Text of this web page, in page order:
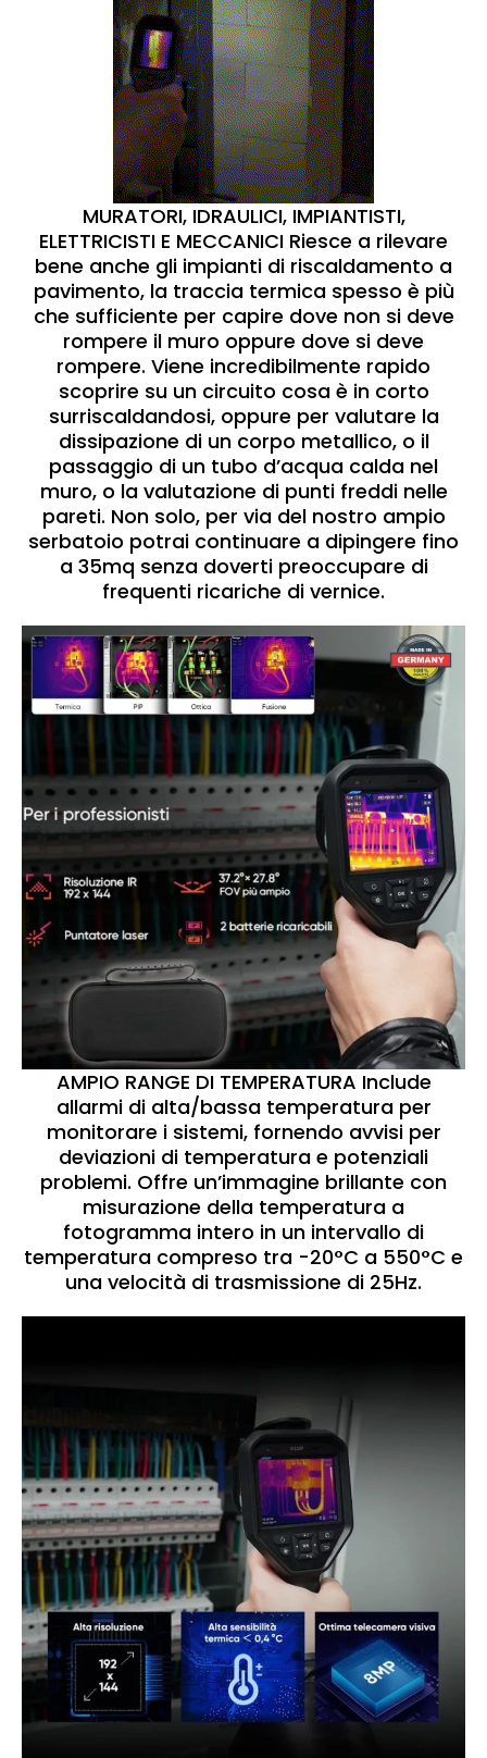
MURATORI, IDRAULICI, IMPIANTISTI,
ELETTRICISTI E MECCANICI Riesce a rilevare
bene anche gli impianti di riscaldamento a
pavimento, la traccia termica spesso è più
che sufficiente per capire dove non si deve
rompere il muro oppure dove si deve
rompere. Viene incredibilmente rapido
scoprire su un circuito cosa è in corto
surriscaldandosi, oppure per valutare la
dissipazione di un corpo metallico, o il
passaggio di un tubo d’acqua calda nel
muro, o la valutazione di punti freddi nelle
pareti. Non solo, per via del nostro ampio
serbatoio potrai continuare a dipingere fino
a 35mq senza doverti preoccupare di
frequenti ricariche di vernice.
AMPIO RANGE DI TEMPERATURA Include
allarmi di alta/bassa temperatura per
monitorare i sistemi, fornendo avvisi per
deviazioni di temperatura e potenziali
problemi. Offre un’immagine brillante con
misurazione della temperatura a
fotogramma intero in un intervallo di
temperatura compreso tra -20°C a 550°C e
una velocità di trasmissione di 25Hz.